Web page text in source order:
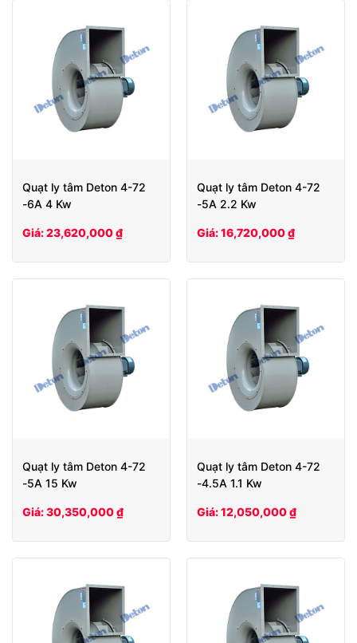
Quạt ly tâm Deton 4-72
-6A 4 Kw
Giá: 23,620,000 ₫
Quạt ly tâm Deton 4-72
-5A 2.2 Kw
Giá: 16,720,000 ₫
Quạt ly tâm Deton 4-72
-5A 15 Kw
Giá: 30,350,000 ₫
Quạt ly tâm Deton 4-72
-4.5A 1.1 Kw
Giá: 12,050,000 ₫